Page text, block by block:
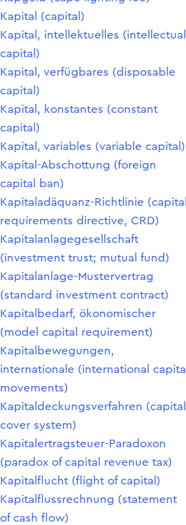
Kapital (capital)
Kapital, intellektuelles (intellectual
capital)
Kapital, verfügbares (disposable
capital)
Kapital, konstantes (constant
capital)
Kapital, variables (variable capital)
Kapital-Abschottung (foreign
capital ban)
Kapitaladäquanz-Richtlinie (capital
requirements directive, CRD)
Kapitalanlagegesellschaft
(investment trust; mutual fund)
Kapitalanlage-Mustervertrag
(standard investment contract)
Kapitalbedarf, ökonomischer
(model capital requirement)
Kapitalbewegungen,
internationale (international capital
movements)
Kapitaldeckungsverfahren (capital
cover system)
Kapitalertragsteuer-Paradoxon
(paradox of capital revenue tax)
Kapitalflucht (flight of capital)
Kapitalflussrechnung (statement
of cash flow)